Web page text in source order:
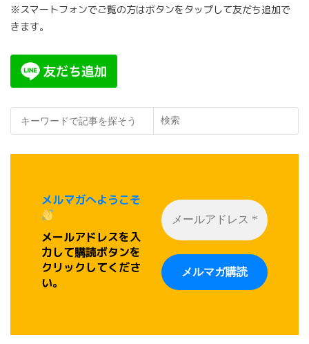
※スマートフォンでご覧の方はボタンをタップして友だち追加で
きます。
検索
メルマガへようこそ
メールアドレスを入
力して購読ボタンを
クリックしてくださ
い。